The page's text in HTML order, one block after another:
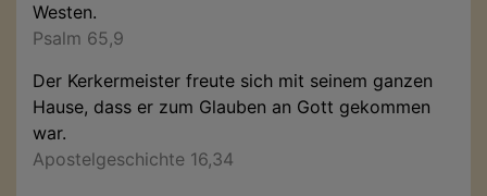
Westen.
Psalm 65,9
Der Kerkermeister freute sich mit seinem ganzen
Hause, dass er zum Glauben an Gott gekommen
war.
Apostelgeschichte 16,34